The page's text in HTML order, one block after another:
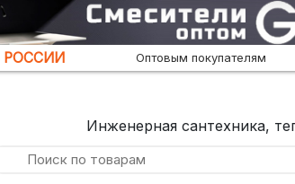
РОССИИ Оптовым покупателям
Инженерная сантехника,